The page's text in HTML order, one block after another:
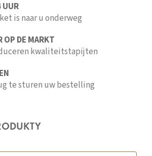
is naar u onderweg
OP DE MARKT
kwaliteitstapijten
te sturen uw bestelling